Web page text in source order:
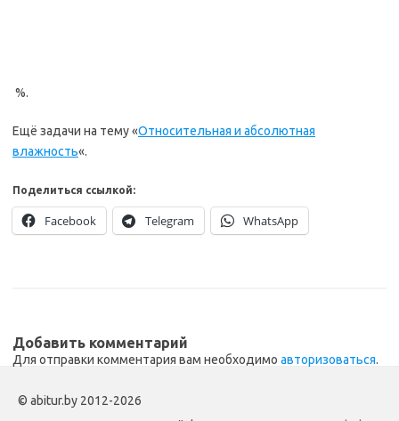
%.
Ещё задачи на тему «Относительная и абсолютная
влажность«.
Поделиться ссылкой:
Facebook Telegram WhatsApp
Добавить комментарий
Для отправки комментария вам необходимо авторизоваться.
© abitur.by 2012-2026